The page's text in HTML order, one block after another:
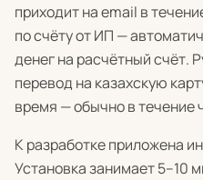
приходит на email в
по счёту от ИП —
денег на расчётный счёт.
перевод на казахскую
время — обычно в течение
К разработке приложена
Установка занимает 5–10